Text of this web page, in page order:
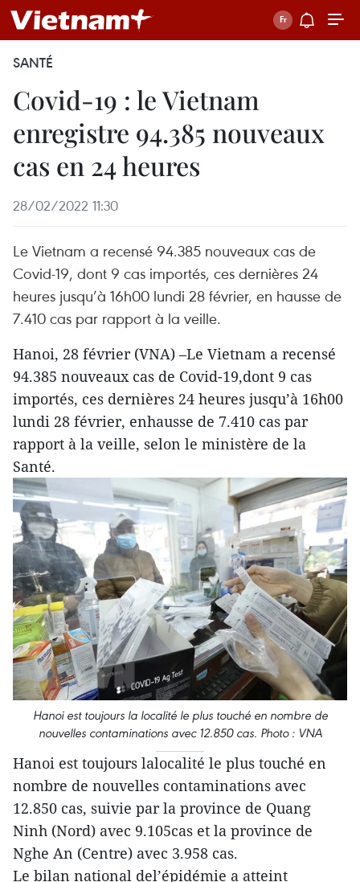
SANTÉ
Covid-19 : le Vietnam
enregistre 94.385 nouveaux
cas en 24 heures
28/02/2022 11:30
Le Vietnam a recensé 94.385 nouveaux cas de
Covid-19, dont 9 cas importés, ces dernières 24
heures jusqu’à 16h00 lundi 28 février, en hausse de
7.410 cas par rapport à la veille.
Hanoi, 28 février (VNA) –Le Vietnam a recensé
94.385 nouveaux cas de Covid-19,dont 9 cas
importés, ces dernières 24 heures jusqu’à 16h00
lundi 28 février, enhausse de 7.410 cas par
rapport à la veille, selon le ministère de la
Santé.
Hanoi est toujours la localité le plus touché en nombre de
nouvelles contaminations avec 12.850 cas. Photo : VNA
Hanoi est toujours lalocalité le plus touché en
nombre de nouvelles contaminations avec
12.850 cas, suivie par la province de Quang
Ninh (Nord) avec 9.105cas et la province de
Nghe An (Centre) avec 3.958 cas.
Le bilan national del’épidémie a atteint